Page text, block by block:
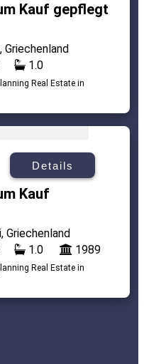
Kauf gepflegt
Griechenland
1.0
Real Estate in
Details
Kauf
Griechenland
1.0 1989
Real Estate in